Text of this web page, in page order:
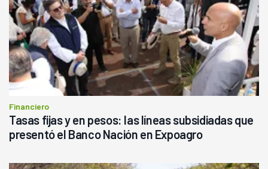
Financiero
Tasas fijas y en pesos: las líneas subsidiadas que
presentó el Banco Nación en Expoagro